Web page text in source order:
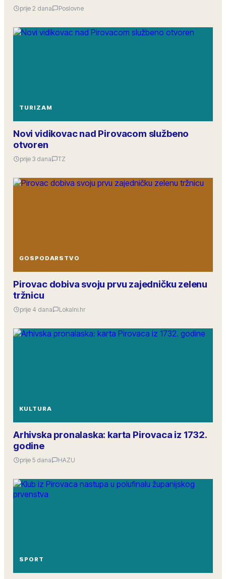
prije 2 dana Poslovne
TURIZAM
Novi vidikovac nad Pirovacom službeno
otvoren
prije 3 dana TZ
GOSPODARSTVO
Pirovac dobiva svoju prvu zajedničku zelenu
tržnicu
prije 4 dana Lokalni.hr
KULTURA
Arhivska pronalaska: karta Pirovaca iz 1732.
godine
prije 5 dana HAZU
SPORT